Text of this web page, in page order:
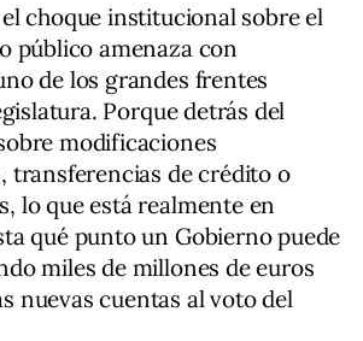
choque institucional sobre el
público amenaza con
de los grandes frentes
Porque detrás del
modificaciones
transferencias de crédito o
lo que está realmente en
qué punto un Gobierno puede
miles de millones de euros
nuevas cuentas al voto del